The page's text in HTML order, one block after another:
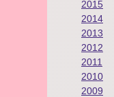
2015
2014
2013
2012
2011
2010
2009